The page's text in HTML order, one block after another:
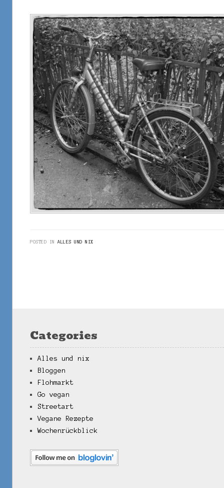
POSTED INALLES UND NIX
Categories
Alles und nix
Bloggen
Flohmarkt
Go vegan
Streetart
Vegane Rezepte
Wochenrückblick